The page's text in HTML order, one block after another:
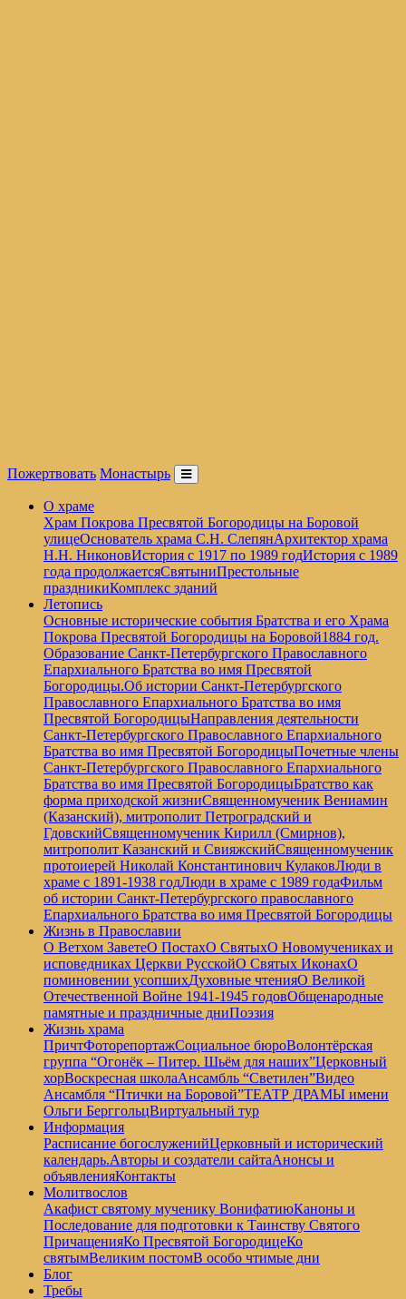
Пожертвовать Монастырь
О храме
Храм Покрова Пресвятой Богородицы на Боровой
улицеОснователь храма С.Н. СлепянАрхитектор храма
Н.Н. НиконовИстория с 1917 по 1989 годИстория с 1989
года продолжаетсяСвятыниПрестольные
праздникиКомплекс зданий
Летопись
Основные исторические события Братства и его Храма
Покрова Пресвятой Богородицы на Боровой1884 год.
Образование Санкт-Петербургского Православного
Епархиального Братства во имя Пресвятой
Богородицы.Об истории Санкт-Петербургского
Православного Епархиального Братства во имя
Пресвятой БогородицыНаправления деятельности
Санкт-Петербургского Православного Епархиального
Братства во имя Пресвятой БогородицыПочетные члены
Санкт-Петербургского Православного Епархиального
Братства во имя Пресвятой БогородицыБратство как
форма приходской жизниСвященномученик Вениамин
(Казанский), митрополит Петроградский и
ГдовскийСвященномученик Кирилл (Смирнов),
митрополит Казанский и СвияжскийСвященномученик
протоиерей Николай Константинович КулаковЛюди в
храме с 1891-1938 годЛюди в храме с 1989 годаФильм
об истории Санкт-Петербургского православного
Епархиального Братства во имя Пресвятой Богородицы
Жизнь в Православии
О Ветхом ЗаветеО ПостахО СвятыхО Новомучениках и
исповедниках Церкви РусскойО Святых ИконахО
поминовении усопшихДуховные чтенияО Великой
Отечественной Войне 1941-1945 годовОбщенародные
памятные и праздничные дниПоэзия
Жизнь храма
ПричтФоторепортажСоциальное бюроВолонтёрская
группа “Огонёк – Питер. Шьём для наших”Церковный
хорВоскресная школаАнсамбль “Светилен”Видео
Ансамбля “Птички на Боровой”ТЕАТР ДРАМЫ имени
Ольги БерггольцВиртуальный тур
Информация
Расписание богослуженийЦерковный и исторический
календарь.Авторы и создатели сайтаАнонсы и
объявленияКонтакты
Молитвослов
Акафист святому мученику ВонифатиюКаноны и
Последование для подготовки к Таинству Святого
ПричащенияКо Пресвятой БогородицеКо
святымВеликим постомВ особо чтимые дни
Блог
Требы